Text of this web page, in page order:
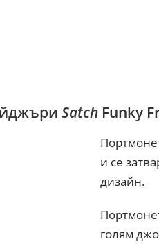
Satch Funky
и се
дизайн.
голям